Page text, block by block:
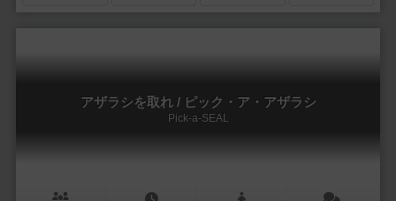
アザラシを取れ / ピック・ア・アザラシ
Pick-a-SEAL